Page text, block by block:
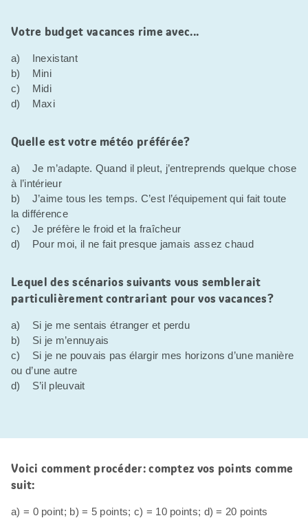
Votre budget vacances rime avec...
a) Inexistant
b) Mini
c) Midi
d) Maxi
Quelle est votre météo préférée?
a) Je m’adapte. Quand il pleut, j’entreprends quelque chose
à l’intérieur
b) J’aime tous les temps. C’est l’équipement qui fait toute
la différence
c) Je préfère le froid et la fraîcheur
d) Pour moi, il ne fait presque jamais assez chaud
Lequel des scénarios suivants vous semblerait
particulièrement contrariant pour vos vacances?
a) Si je me sentais étranger et perdu
b) Si je m’ennuyais
c) Si je ne pouvais pas élargir mes horizons d’une manière
ou d’une autre
d) S’il pleuvait
Voici comment procéder: comptez vos points comme
suit:
a) = 0 point; b) = 5 points; c) = 10 points; d) = 20 points